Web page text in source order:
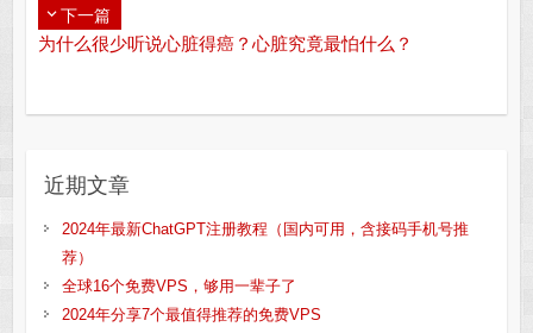
下一篇
为什么很少听说心脏得癌？心脏究竟最怕什么？
近期文章
2024年最新ChatGPT注册教程（国内可用，含接码手机号推
荐）
全球16个免费VPS，够用一辈子了
2024年分享7个最值得推荐的免费VPS